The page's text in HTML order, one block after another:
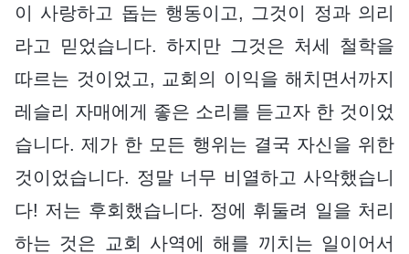
이 사랑하고 돕는 행동이고, 그것이 정과 의리
라고 믿었습니다. 하지만 그것은 처세 철학을
따르는 것이었고, 교회의 이익을 해치면서까지
레슬리 자매에게 좋은 소리를 듣고자 한 것이었
습니다. 제가 한 모든 행위는 결국 자신을 위한
것이었습니다. 정말 너무 비열하고 사악했습니
다! 저는 후회했습니다. 정에 휘둘려 일을 처리
하는 것은 교회 사역에 해를 끼치는 일이어서